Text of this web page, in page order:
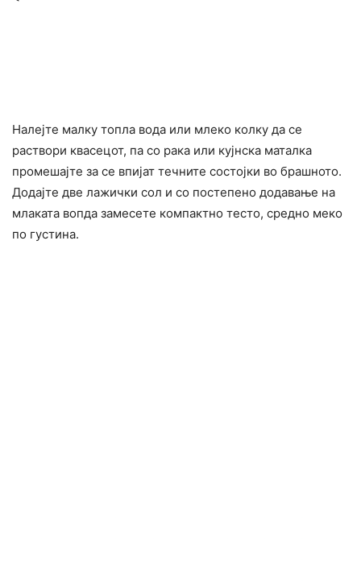
Налејте малку топла вода или млеко колку да се
раствори квасецот, па со рака или кујнска маталка
промешајте за се впијат течните состојки во брашното.
Додајте две лажички сол и со постепено додавање на
млаката вопда замесете компактно тесто, средно меко
по густина.